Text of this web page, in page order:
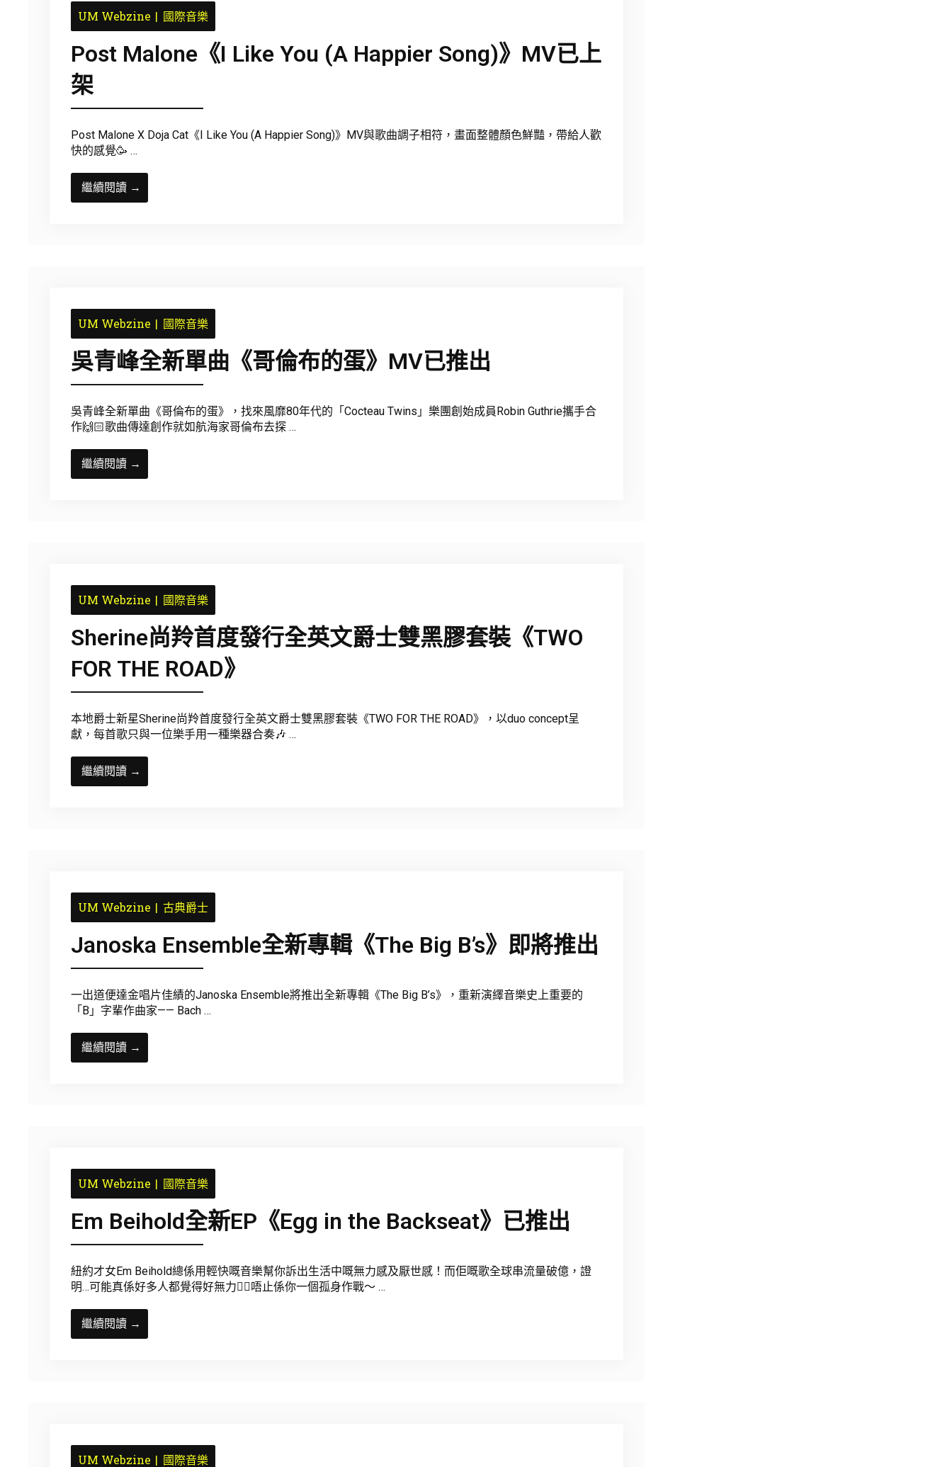
UM Webzine 國際音樂
Post Malone《I Like You (A Happier Song)》MV已上
架
Post Malone X Doja Cat《I Like You (A Happier Song)》MV與歌曲調子相符，畫面整體顏色鮮豔，帶給人歡
快的感覺🥳 …
繼續閱讀 →
UM Webzine 國際音樂
吳青峰全新單曲《哥倫布的蛋》MV已推出
吳青峰全新單曲《哥倫布的蛋》，找來風靡80年代的「Cocteau Twins」樂團創始成員Robin Guthrie攜手合
作🙌🏻歌曲傳達創作就如航海家哥倫布去探 …
繼續閱讀 →
UM Webzine 國際音樂
Sherine尚羚首度發行全英文爵士雙黑膠套裝《TWO
FOR THE ROAD》
本地爵士新星Sherine尚羚首度發行全英文爵士雙黑膠套裝《TWO FOR THE ROAD》，以duo concept呈
獻，每首歌只與一位樂手用一種樂器合奏🎶 …
繼續閱讀 →
UM Webzine 古典爵士
Janoska Ensemble全新專輯《The Big B’s》即將推出
一出道便達金唱片佳績的Janoska Ensemble將推出全新專輯《The Big B’s》，重新演繹音樂史上重要的
「B」字輩作曲家—— Bach …
繼續閱讀 →
UM Webzine 國際音樂
Em Beihold全新EP《Egg in the Backseat》已推出
紐約才女Em Beihold總係用輕快嘅音樂幫你訴出生活中嘅無力感及厭世感！而佢嘅歌全球串流量破億，證
明…可能真係好多人都覺得好無力😮‍💨唔止係你一個孤身作戰～ …
繼續閱讀 →
UM Webzine 國際音樂